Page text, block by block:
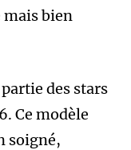
mais bien
des stars
Ce modèle
soigné,